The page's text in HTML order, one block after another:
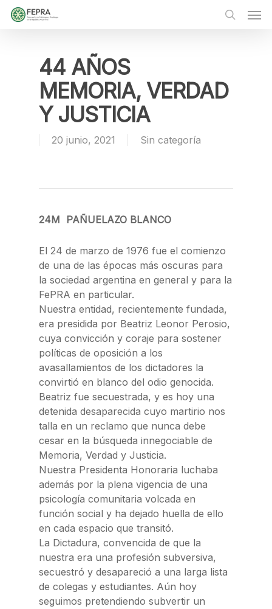
Skip
44 AÑOS
MEMORIA, VERDAD
Y JUSTICIA
20 junio, 2021 Sin categoría
24M PAÑUELAZO BLANCO
El 24 de marzo de 1976 fue el comienzo
de una de las épocas más oscuras para
la sociedad argentina en general y para la
FePRA en particular.
Nuestra entidad, recientemente fundada,
era presidida por Beatriz Leonor Perosio,
cuya convicción y coraje para sostener
políticas de oposición a los
avasallamientos de los dictadores la
convirtió en blanco del odio genocida.
Beatriz fue secuestrada, y es hoy una
detenida desaparecida cuyo martirio nos
talla en un reclamo que nunca debe
cesar en la búsqueda innegociable de
Memoria, Verdad y Justicia.
Nuestra Presidenta Honoraria luchaba
además por la plena vigencia de una
psicología comunitaria volcada en
función social y ha dejado huella de ello
en cada espacio que transitó.
La Dictadura, convencida de que la
nuestra era una profesión subversiva,
secuestró y desapareció a una larga lista
de colegas y estudiantes. Aún hoy
seguimos pretendiendo subvertir un